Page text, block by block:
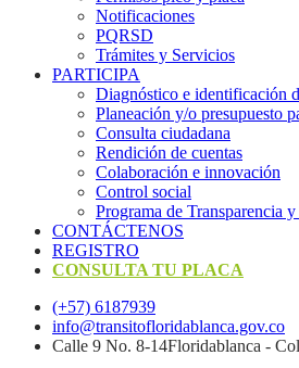
Notificaciones
PQRSD
Trámites y Servicios
PARTICIPA
Diagnóstico e identificación
Planeación y/o presupuesto
Consulta ciudadana
Rendición de cuentas
Colaboración e innovación
Control social
Programa de Transparencia
CONTÁCTENOS
REGISTRO
CONSULTA TU PLACA
(+57) 6187939
info@transitofloridablanca.gov.co
Calle 9 No. 8-14Floridablanca -